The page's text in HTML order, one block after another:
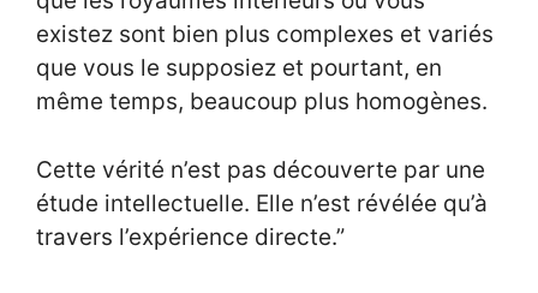
existez sont bien plus complexes et variés
que vous le supposiez et pourtant, en
même temps, beaucoup plus homogènes.
Cette vérité n’est pas découverte par une
étude intellectuelle. Elle n’est révélée qu’à
travers l’expérience directe.”